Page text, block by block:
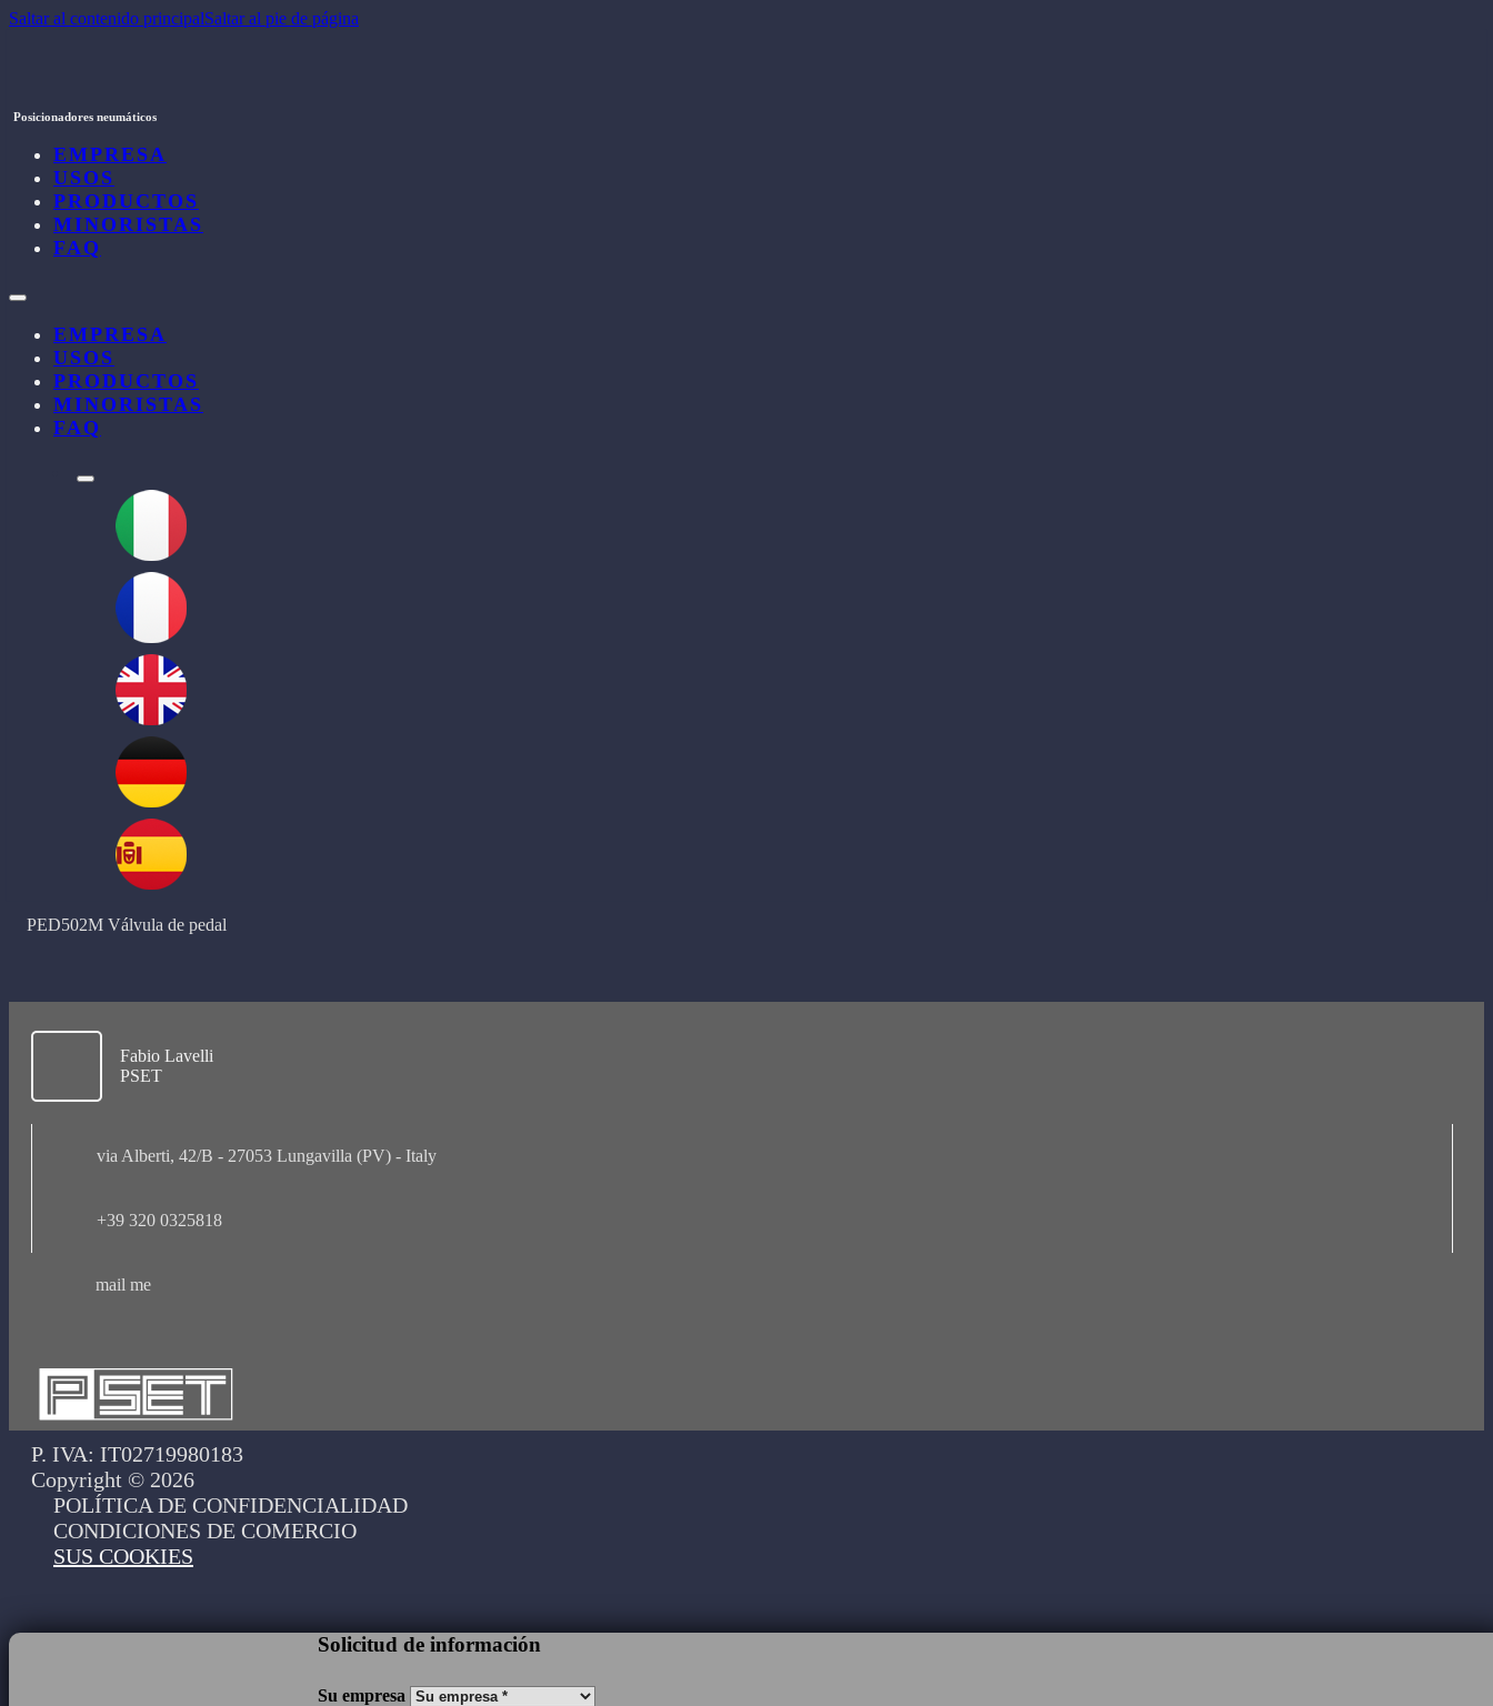
Saltar al contenido principalSaltar al pie de página
Posicionadores neumáticos
EMPRESA
USOS
PRODUCTOS
MINORISTAS
FAQ
EMPRESA
USOS
PRODUCTOS
MINORISTAS
FAQ
PED502M Válvula de pedal
Fabio Lavelli
PSET
via Alberti, 42/B - 27053 Lungavilla (PV) - Italy
+39 320 0325818
mail me
P. IVA: IT02719980183
Copyright © 2026
POLÍTICA DE CONFIDENCIALIDAD
CONDICIONES DE COMERCIO
SUS COOKIES
Solicitud de información
Su empresa